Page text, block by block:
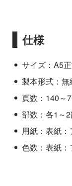
仕様
サイズ：A5
製本形式：無
頁数：140～
部数：各1～
用紙：表紙
色数：表紙：